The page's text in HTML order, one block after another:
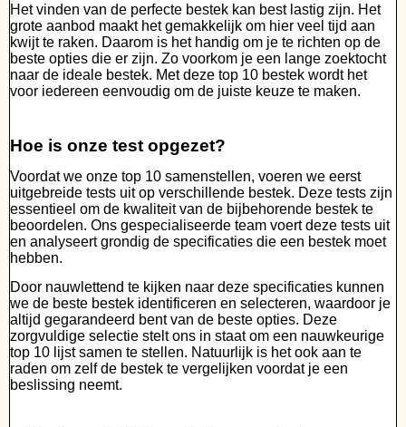
Het vinden van de perfecte bestek kan best lastig zijn. Het
grote aanbod maakt het gemakkelijk om hier veel tijd aan
kwijt te raken. Daarom is het handig om je te richten op de
beste opties die er zijn. Zo voorkom je een lange zoektocht
naar de ideale bestek. Met deze top 10 bestek wordt het
voor iedereen eenvoudig om de juiste keuze te maken.
Hoe is onze test opgezet?
Voordat we onze top 10 samenstellen, voeren we eerst
uitgebreide tests uit op verschillende bestek. Deze tests zijn
essentieel om de kwaliteit van de bijbehorende bestek te
beoordelen. Ons gespecialiseerde team voert deze tests uit
en analyseert grondig de specificaties die een bestek moet
hebben.
Door nauwlettend te kijken naar deze specificaties kunnen
we de beste bestek identificeren en selecteren, waardoor je
altijd gegarandeerd bent van de beste opties. Deze
zorgvuldige selectie stelt ons in staat om een nauwkeurige
top 10 lijst samen te stellen. Natuurlijk is het ook aan te
raden om zelf de bestek te vergelijken voordat je een
beslissing neemt.